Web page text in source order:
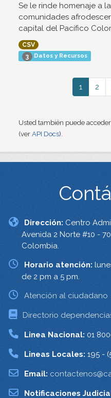
Se le rinde homenaje a
comunidades
capital del Pacífico
CSV
3 Datos y Recursos
1 2
Usted también puede
(ver API Docs).
Dirección: Centro
Avenida 2 Norte #10 -
Colombia.
Horario atención:
de 2 pm a 5 pm.
Atención al ciudadano
Directorio
Linea Nacional: 01
Lineas Locales: 195 -
Email:
Notificaciones